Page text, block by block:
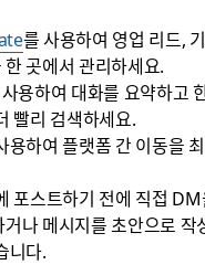
를 사용하여 영업 리드,
곳에서 관리하세요.
용하여 대화를 요약하고
빨리 검색하세요.
용하여 플랫폼 간 이동을
포스트하기 전에 직접
거나 메시지를 초안으로 작
니다.